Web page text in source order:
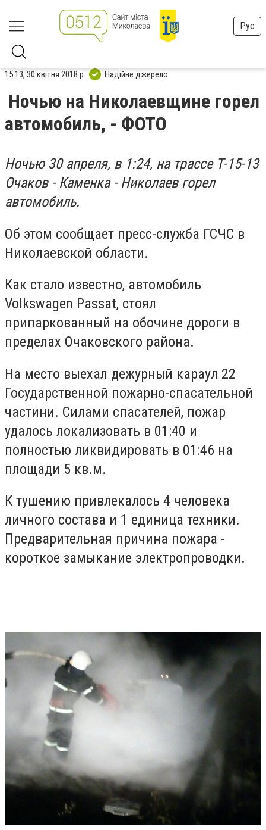
Рус
15:13, 30 квітня 2018 р. Надійне джерело
Ночью на Николаевщине горел
автомобиль, - ФОТО
Ночью 30 апреля, в 1:24, на трассе Т-15-13
Очаков - Каменка - Николаев горел
автомобиль.
Об этом сообщает пресс-служба ГСЧС в
Николаевской области.
Как стало известно, автомобиль
Volkswagen Passat, стоял
припаркованный на обочине дороги в
пределах Очаковского района.
На место выехал дежурный караул 22
Государственной пожарно-спасательной
частини. Силами спасателей, пожар
удалось локализовать в 01:40 и
полностью ликвидировать в 01:46 на
площади 5 кв.м.
К тушению привлекалось 4 человека
личного состава и 1 единица техники.
Предварительная причина пожара -
короткое замыкание электропроводки.